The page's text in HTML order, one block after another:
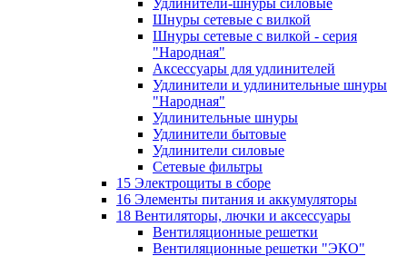
Шнуры сетевые с вилкой
Шнуры сетевые с вилкой - серия
"Народная"
Аксессуары для удлинителей
Удлинители и удлинительные шнуры
"Народная"
Удлинительные шнуры
Удлинители бытовые
Удлинители силовые
Сетевые фильтры
15 Электрощиты в сборе
16 Элементы питания и аккумуляторы
18 Вентиляторы, лючки и аксессуары
Вентиляционные решетки
Вентиляционные решетки "ЭКО"